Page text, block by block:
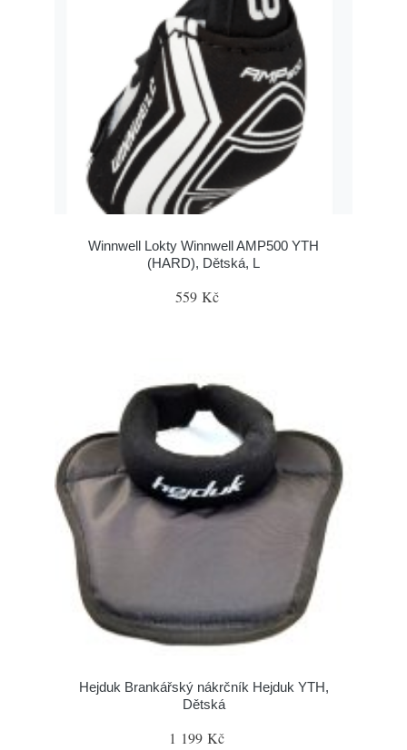
Winnwell Lokty Winnwell AMP500 YTH
(HARD), Dětská, L
559 Kč
Hejduk Brankářský nákrčník Hejduk YTH,
Dětská
1 199 Kč